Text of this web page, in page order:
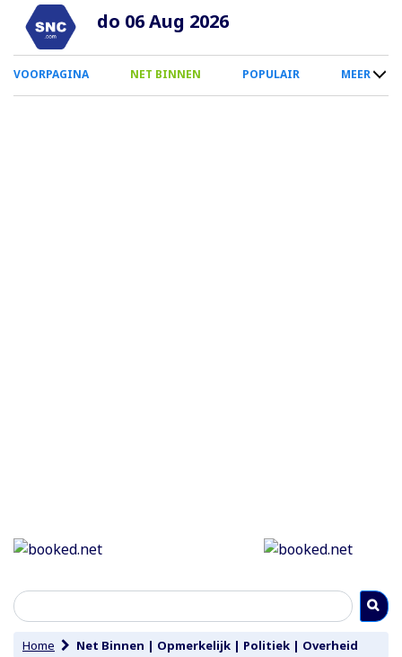
Overslaan
naar
inhoud
do 06 Aug 2026
0
Smartphone
VOORPAGINA NET BINNEN POPULAIR MEER
Home Net Binnen | Opmerkelijk | Politiek | Overheid